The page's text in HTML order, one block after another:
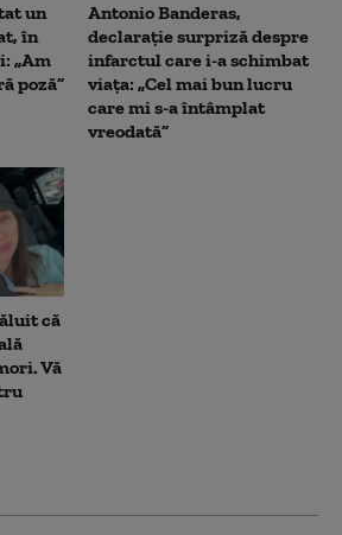
un
în
„Am
poză”
Antonio Banderas,
declarație surpriză despre
infarctul care i-a schimbat
viața: „Cel mai bun lucru
care mi s-a întâmplat
vreodată”
că
Vă